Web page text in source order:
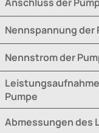
Nennspannung der
Nennstrom der
Pumpe
Abmessungen des